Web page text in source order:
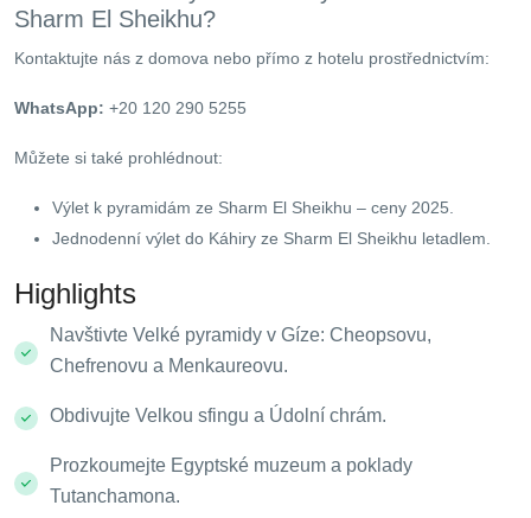
Sharm El Sheikhu?
Kontaktujte nás z domova nebo přímo z hotelu prostřednictvím:
WhatsApp: +20 120 290 5255
Můžete si také prohlédnout:
Výlet k pyramidám ze Sharm El Sheikhu – ceny 2025.
Jednodenní výlet do Káhiry ze Sharm El Sheikhu letadlem.
Highlights
Navštivte Velké pyramidy v Gíze: Cheopsovu,
Chefrenovu a Menkaureovu.
Obdivujte Velkou sfingu a Údolní chrám.
Prozkoumejte Egyptské muzeum a poklady
Tutanchamona.